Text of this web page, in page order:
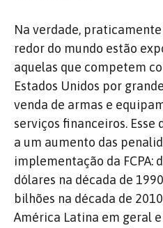
Na verdade,
redor do mundo estão
aquelas que competem
Estados Unidos por
venda de armas e
serviços financeiros.
a um aumento das
implementação da FCPA:
dólares na década de
bilhões na década de
América Latina em geral